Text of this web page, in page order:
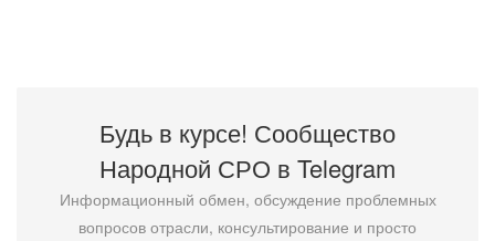
Будь в курсе! Сообщество
Народной СРО в Telegram
Информационный обмен, обсуждение проблемных
вопросов отрасли, консультирование и просто